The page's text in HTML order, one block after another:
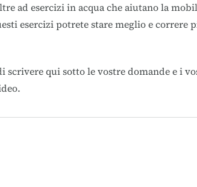
ad esercizi in acqua che aiutano la
esercizi potrete stare meglio e correre
qui sotto le vostre domande e i